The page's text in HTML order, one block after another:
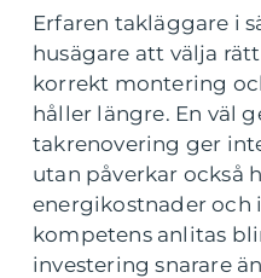
Erfaren takläggare i
husägare att välja
korrekt montering
håller längre. En väl
takrenovering ger
utan påverkar också
energikostnader och
kompetens anlitas
investering snarare